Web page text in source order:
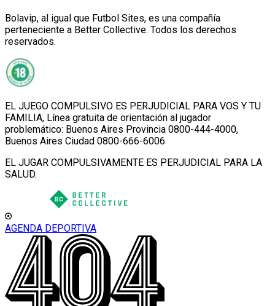
Bolavip, al igual que Futbol Sites, es una compañía
perteneciente a Better Collective. Todos los derechos
reservados.
EL JUEGO COMPULSIVO ES PERJUDICIAL PARA VOS Y TU
FAMILIA, Línea gratuita de orientación al jugador
problemático: Buenos Aires Provincia 0800-444-4000,
Buenos Aires Ciudad 0800-666-6006
EL JUGAR COMPULSIVAMENTE ES PERJUDICIAL PARA LA
SALUD.
AGENDA DEPORTIVA